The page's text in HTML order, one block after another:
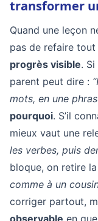
transformer
Quand une leçon
pas de refaire
progrès visible.
parent peut dire :
mots, en une
pourquoi. S’il
mieux vaut une
les verbes, puis
bloque, on retire
comme à un
corriger partout,
observable en